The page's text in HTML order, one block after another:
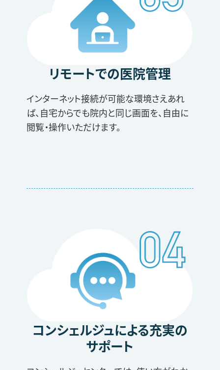
リモートでの医院管理
インターネット接続が可能な環境さえあれ
ば、自宅からでも院内と同じ画面を、自由に
閲覧・操作いただけます。
コンシェルジュによる充実の
サポート